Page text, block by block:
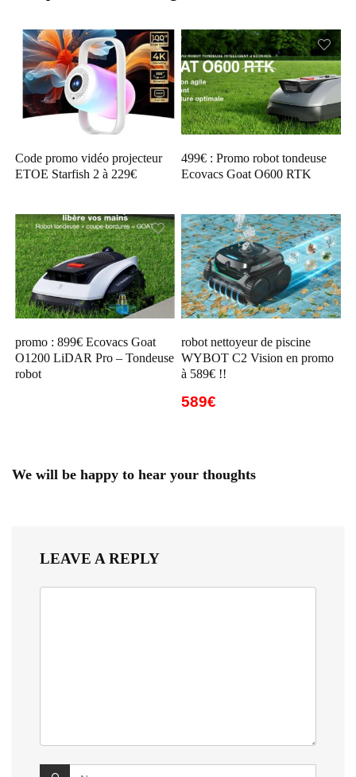
Code promo vidéo projecteur
ETOE Starfish 2 à 229€
499€ : Promo robot tondeuse
Ecovacs Goat O600 RTK
promo : 899€ Ecovacs Goat
O1200 LiDAR Pro – Tondeuse
robot
robot nettoyeur de piscine
WYBOT C2 Vision en promo
à 589€ !!
589€
We will be happy to hear your thoughts
LEAVE A REPLY